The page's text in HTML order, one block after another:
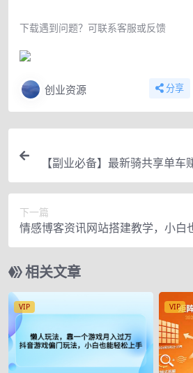
下载遇到问题？可联系客服或反馈
创业资源 分享
【副业必备】最新骑共享单车
下一篇
情感博客资讯网站搭建教学，小白
盈利赚钱模式（教程+源码）
相关文章
VIP VIP